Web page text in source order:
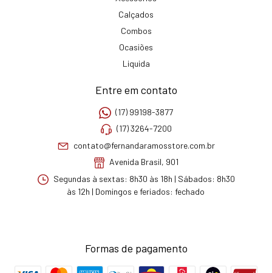
Calçados
Combos
Ocasiões
Liquida
Entre em contato
(17) 99198-3877
(17) 3264-7200
contato@fernandaramosstore.com.br
Avenida Brasil, 901
Segundas à sextas: 8h30 às 18h | Sábados: 8h30
às 12h | Domingos e feriados: fechado
Formas de pagamento